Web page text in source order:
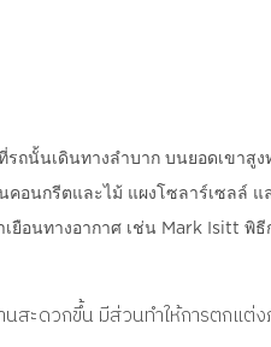
ถนั้นเดินทางลำบาก บนยอดเขาสู
อนกรีตและไม้ แผงโซลาร์เซลล์
ยือนทางอากาศ เช่น Mark Isitt พิธี
นสะดวกขึ้น มีส่วนทำให้การตกแต่